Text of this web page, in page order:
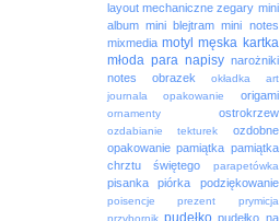
layout mechaniczne zegary mini
album mini blejtram mini notes
mixmedia motyl męska kartka
młoda para napisy narożniki
notes
obrazek
okładka art
journala
opakowanie origami
ornamenty ostrokrzew
ozdabianie tekturek
ozdobne
opakowanie pamiątka pamiątka
chrztu świętego
parapetówka
pisanka piórka podziękowanie
poisencje prezent
prymicja
przybornik
pudełko na